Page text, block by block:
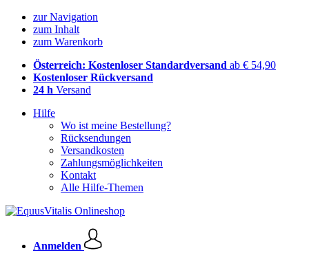
zur Navigation
zum Inhalt
zum Warenkorb
Österreich: Kostenloser Standardversand ab € 54,90
Kostenloser Rückversand
24 h Versand
Hilfe
Wo ist meine Bestellung?
Rücksendungen
Versandkosten
Zahlungsmöglichkeiten
Kontakt
Alle Hilfe-Themen
Anmelden